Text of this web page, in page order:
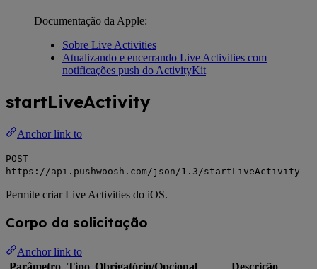
Documentação da Apple:
Sobre Live Activities
Atualizando e encerrando Live Activities com
notificações push do ActivityKit
startLiveActivity
Anchor link to
POST
https://api.pushwoosh.com/json/1.3/startLiveActivity
Permite criar Live Activities do iOS.
Corpo da solicitação
Anchor link to
Parâmetro Tipo Obrigatório/Opcional
Descrição